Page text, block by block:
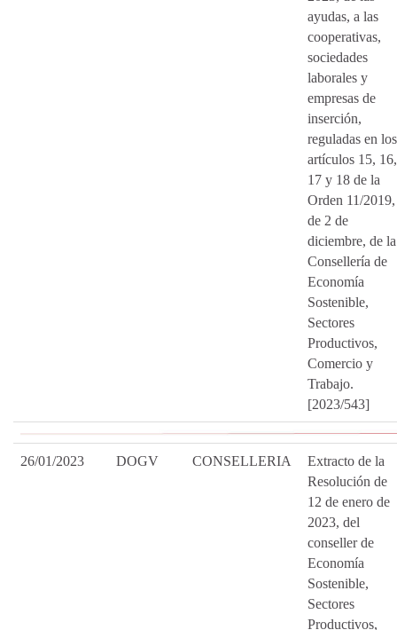
ayudas, a las
cooperativas,
sociedades
laborales y
empresas de
inserción,
reguladas en los
artículos 15, 16,
17 y 18 de la
Orden 11/2019,
de 2 de
diciembre, de la
Consellería de
Economía
Sostenible,
Sectores
Productivos,
Comercio y
Trabajo.
[2023/543]
26/01/2023 DOGV CONSELLERIA
Extracto de la
Resolución de
12 de enero de
2023, del
conseller de
Economía
Sostenible,
Sectores
Productivos,